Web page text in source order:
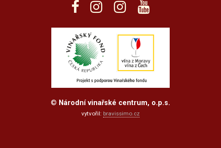
© Národní vinařské centrum, o.p.s.
vytvořil: bravissimo.cz